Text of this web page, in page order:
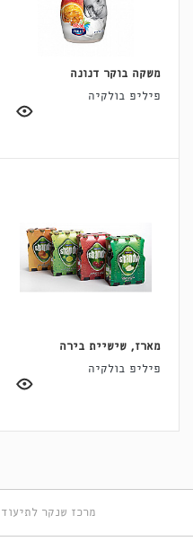
משקה בוקר דנונה
פיליפ בולקיה
מארז, שישיית בירה
פיליפ בולקיה
מרכז שנקר